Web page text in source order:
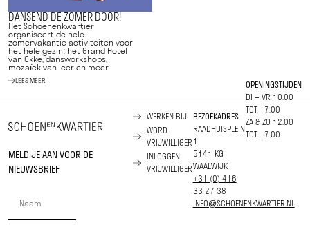
DANSEND DE ZOMER DOOR!
Het Schoenenkwartier
organiseert de hele
zomervakantie activiteiten voor
het hele gezin: het Grand Hotel
van Okke, dansworkshops,
mozaïek van leer en meer.
LEES MEER
MELD JE AAN VOOR DE
NIEUWSBRIEF
WERKEN BIJ
WORD
VRIJWILLIGER
INLOGGEN
VRIJWILLIGER
BEZOEKADRES
RAADHUISPLEIN
1
5141 KG
WAALWIJK
+31 (0) 416
33 27 38
INFO@SCHOENENKWARTIER.NL
OPENINGSTIJDEN
DI – VR 10.00
TOT 17.00
ZA & ZO 12.00
TOT 17.00